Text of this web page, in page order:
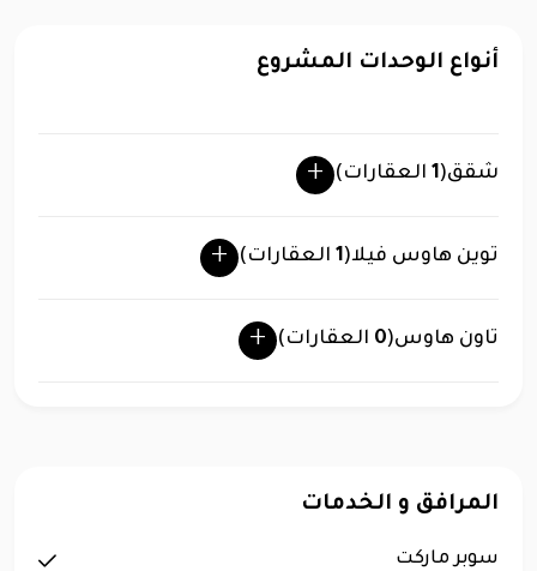
أنواع الوحدات المشروع
شقق(
1
توين هاوس فيلا(
1
تاون هاوس(
0
المرافق و الخدمات
سوبر ماركت